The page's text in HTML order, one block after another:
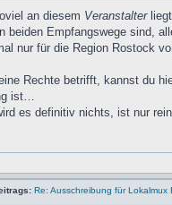
an diesem Veranstalter
beiden Empfangswege sind,
nur für die Region Rostock
Rechte betrifft, kannst du
ist…
es definitiv nichts, ist nur
Re: Ausschreibung für Lokalmux